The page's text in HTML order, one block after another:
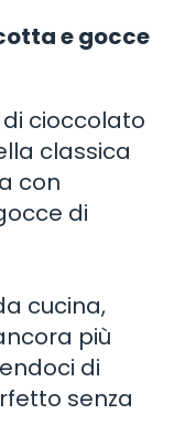
e gocce
cioccolato
classica
con
di
cucina,
più
di
senza